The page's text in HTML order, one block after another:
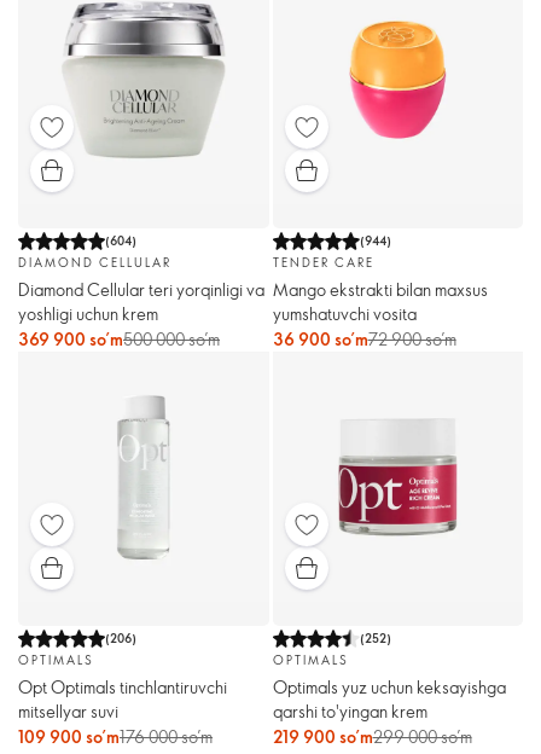
(604)
DIAMOND CELLULAR
Diamond Cellular teri yorqinligi va
yoshligi uchun krem
369 900 so’m500 000 so’m
(944)
TENDER CARE
Mango ekstrakti bilan maxsus
yumshatuvchi vosita
36 900 so’m72 900 so’m
(206)
OPTIMALS
Opt Optimals tinchlantiruvchi
mitsellyar suvi
109 900 so’m176 000 so’m
(252)
OPTIMALS
Optimals yuz uchun keksayishga
qarshi to'yingan krem
219 900 so’m299 000 so’m